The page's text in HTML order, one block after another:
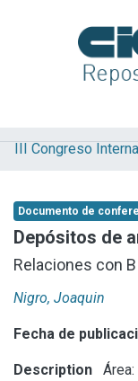
Explorar
Aportar material
Statistics
Documento de
Depósitos de
Relaciones con
Nigro, Joaquin
Fecha de
Description